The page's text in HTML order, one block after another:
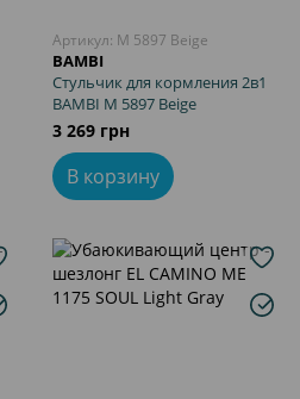
Артикул: M 5897 Beige
BAMBI
Стульчик для кормления 2в1
BAMBI M 5897 Beige
3 269 грн
В корзину